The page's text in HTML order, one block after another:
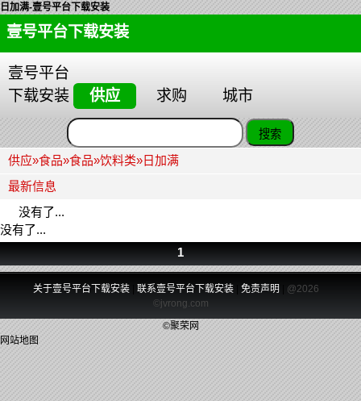
日加满-壹号平台下载安装
壹号平台下载安装
壹号平台
下载安装
供应 求购 城市
供应»食品»食品»饮料类»日加满
最新信息
没有了...
没有了...
1
关于壹号平台下载安装 联系壹号平台下载安装| 免责声明
@2026
©jvrong.com
©聚荣网
网站地图